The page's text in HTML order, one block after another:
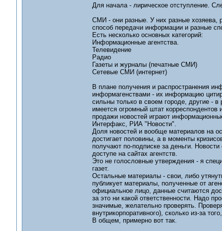
Для начала - лирическое отступление.
СМИ - они разные. У них разные хозяева,
способ передачи информации и разные
Есть несколько основных категорий:
Информационные агентства.
Телевидение
Радио
Газеты и журналы (печатные СМИ)
Сетевые СМИ (интернет)
В плане получения и распространения
информагенствами - их информацию
сильны только в своем городе, другие - в
имеется огромный штат
продажи новостей играют
Интерфакс, РИА "Новости".
Доля новостей и вообще материалов на
достигает половины, а в моменты
получают по-подписке за деньги.
доступе на сайтах агентств.
Это не голословные утверждения - я
газет.
Остальные материалы - свои, либо
публикует материалы, полученные от
официальное лицо, данные считаются
за это ни какой ответственности. Надо
значимые, желательно проверять.
внутрикорпоративного), сколько из-за
В общем, примерно вот так.